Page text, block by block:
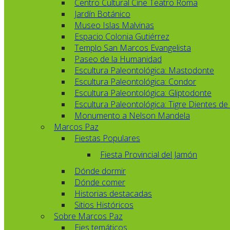
Centro Cultural Cine Teatro Roma
Jardín Botánico
Museo Islas Malvinas
Espacio Colonia Gutiérrez
Templo San Marcos Evangelista
Paseo de la Humanidad
Escultura Paleontológica: Mastodonte
Escultura Paleontológica: Condor
Escultura Paleontológica: Gliptodonte
Escultura Paleontológica: Tigre Dientes de
Monumento a Nelson Mandela
Marcos Paz
Fiestas Populares
Fiesta Provincial del Jamón
Dónde dormir
Dónde comer
Historias destacadas
Sitios Históricos
Sobre Marcos Paz
Ejes temáticos